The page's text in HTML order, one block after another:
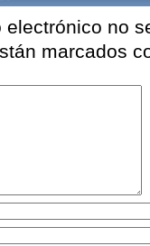
no
marcados